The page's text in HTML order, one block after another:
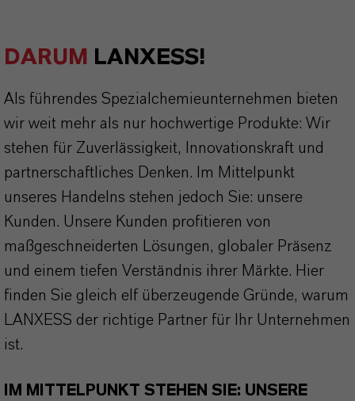
DARUM LANXESS!
Als führendes Spezialchemieunternehmen bieten
wir weit mehr als nur hochwertige Produkte: Wir
stehen für Zuverlässigkeit, Innovationskraft und
partnerschaftliches Denken. Im Mittelpunkt
unseres Handelns stehen jedoch Sie: unsere
Kunden. Unsere Kunden profitieren von
maßgeschneiderten Lösungen, globaler Präsenz
und einem tiefen Verständnis ihrer Märkte. Hier
finden Sie gleich elf überzeugende Gründe, warum
LANXESS der richtige Partner für Ihr Unternehmen
ist.
IM MITTELPUNKT STEHEN SIE: UNSERE